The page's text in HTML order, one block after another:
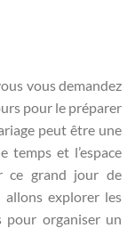
vous demandez
pour le préparer
peut être une
temps et l’espace
ce grand jour de
allons explorer les
pour organiser un